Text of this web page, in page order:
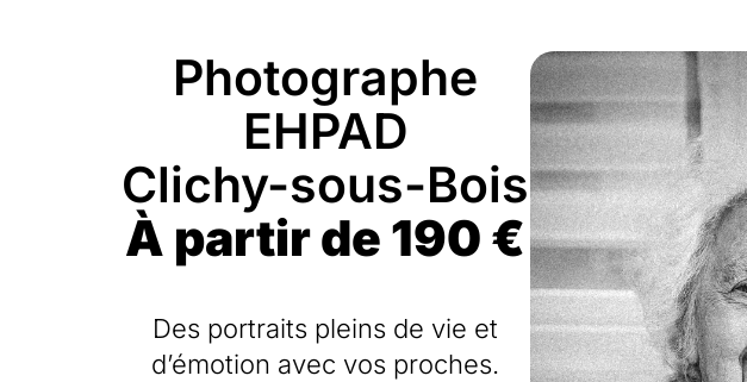
Photographe
EHPAD
Clichy-sous-Bois
À partir de 190 €
Des portraits pleins de vie et
d’émotion avec vos proches.